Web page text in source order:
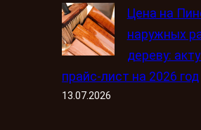
Цена на
наружных
дереву:
прайс-лист на 2026 год
13.07.2026